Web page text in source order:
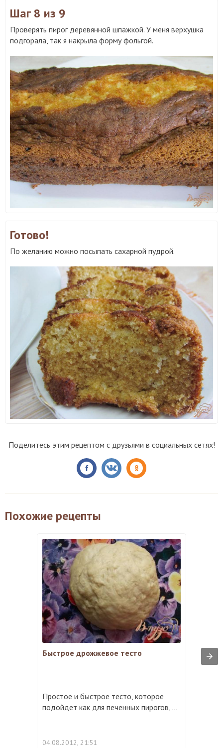
Шаг 8 из 9
Проверять пирог деревянной шпажкой. У меня верхушка
подгорала, так я накрыла форму фольгой.
Готово!
По желанию можно посыпать сахарной пудрой.
Поделитесь этим рецептом с друзьями в социальных сетях!
Похожие рецепты
Быстрое дрожжевое тесто
Простое и быстрое тесто, которое
подойдет как для печенных пирогов, ...
04.08.2012, 21:51